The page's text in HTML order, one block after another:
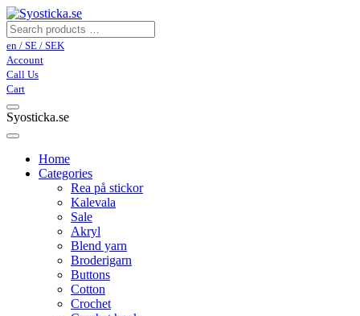
en / SE / SEK
Account
Call Us
Cart
Syosticka.se
Home
Categories
Rea på stickor
Kalevala
Sale
Akryl
Blend yarn
Broderigarn
Buttons
Cotton
Crochet